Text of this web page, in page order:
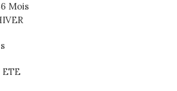
Mois
ETE